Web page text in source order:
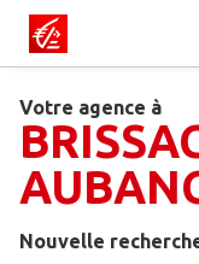
Votre agence à
Nouvelle